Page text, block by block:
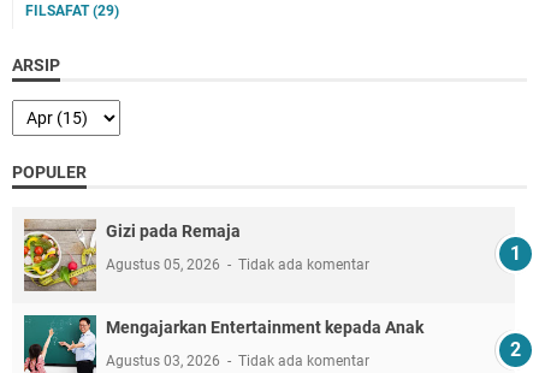
FILSAFAT(29)
ARSIP
POPULER
Gizi pada Remaja
Agustus 05, 2026 Tidak ada komentar
Mengajarkan Entertainment kepada Anak
Agustus 03, 2026 Tidak ada komentar